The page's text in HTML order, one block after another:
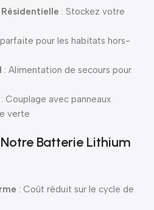
: Stockez votre
pour les habitats hors-
: Alimentation de secours pour
: Couplage avec panneaux
verte
Batterie Lithium
: Coût réduit sur le cycle de